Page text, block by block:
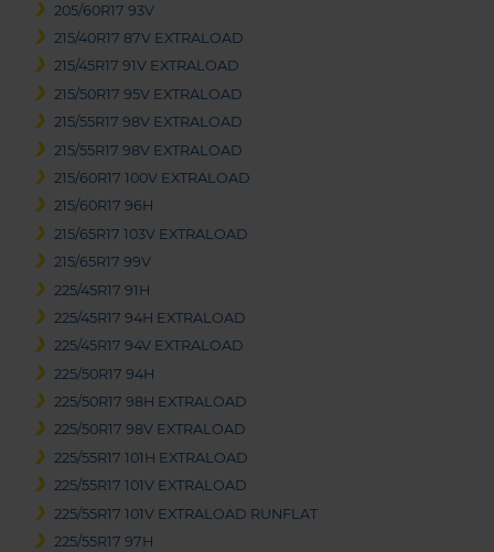
205/60R17 93V
215/40R17 87V EXTRALOAD
215/45R17 91V EXTRALOAD
215/50R17 95V EXTRALOAD
215/55R17 98V EXTRALOAD
215/55R17 98V EXTRALOAD
215/60R17 100V EXTRALOAD
215/60R17 96H
215/65R17 103V EXTRALOAD
215/65R17 99V
225/45R17 91H
225/45R17 94H EXTRALOAD
225/45R17 94V EXTRALOAD
225/50R17 94H
225/50R17 98H EXTRALOAD
225/50R17 98V EXTRALOAD
225/55R17 101H EXTRALOAD
225/55R17 101V EXTRALOAD
225/55R17 101V EXTRALOAD RUNFLAT
225/55R17 97H